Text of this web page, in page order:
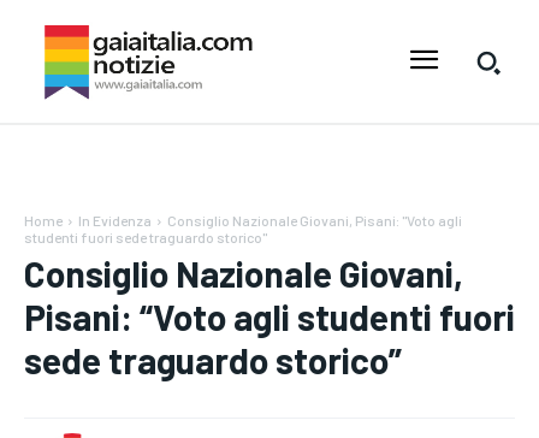
Home In Evidenza
Consiglio Nazionale Giovani, Pisani: "Voto agli
studenti fuori sede traguardo storico"
Consiglio Nazionale Giovani,
Pisani: “Voto agli studenti fuori
sede traguardo storico”